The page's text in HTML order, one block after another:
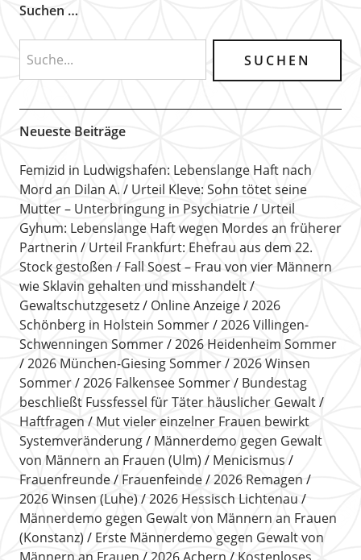
Suchen …
Neueste Beiträge
Femizid in Ludwigshafen: Lebenslange Haft nach
Mord an Dilan A.
Urteil Kleve: Sohn tötet seine
Mutter – Unterbringung in Psychiatrie
Urteil
Gyhum: Lebenslange Haft wegen Mordes an früherer
Partnerin
Urteil Frankfurt: Ehefrau aus dem 22.
Stock gestoßen
Fall Soest – Frau von vier Männern
wie Sklavin gehalten und misshandelt
Gewaltschutzgesetz
Online Anzeige
2026
Schönberg in Holstein Sommer
2026 Villingen-
Schwenningen Sommer
2026 Heidenheim Sommer
2026 München-Giesing Sommer
2026 Winsen
Sommer
2026 Falkensee Sommer
Bundestag
beschließt Fussfessel für Täter häuslicher Gewalt
Haftfragen
Mut vieler einzelner Frauen bewirkt
Systemveränderung
Männerdemo gegen Gewalt
von Männern an Frauen (Ulm)
Menicismus
Frauenfreunde
Frauenfeinde
2026 Remagen
2026 Winsen (Luhe)
2026 Hessisch Lichtenau
Männerdemo gegen Gewalt von Männern an Frauen
(Konstanz)
Erste Männerdemo gegen Gewalt von